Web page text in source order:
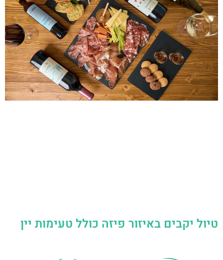
טיול יקבים באיזור פיזה כולל טעימות יין